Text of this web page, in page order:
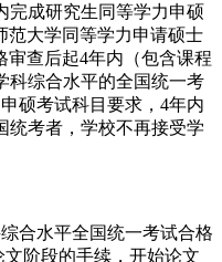
完成研究生同等学力申硕
范大学同等学力申请硕士
审查后起4年内（包含课程
科综合水平的全国统一考
硕考试科目要求，4年内
统考者，学校不再接受学
合水平全国统一考试合格
阶段的手续，开始论文